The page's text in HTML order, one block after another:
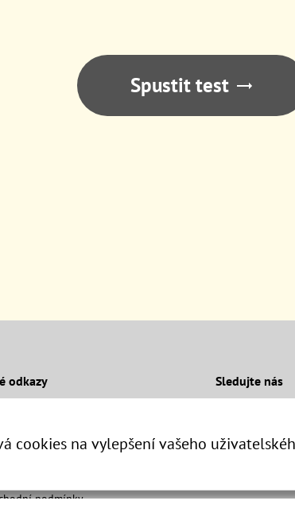
Spustit test
cookies na vylepšení vašeho
odkazy
na test
podmínky
Sledujte nás